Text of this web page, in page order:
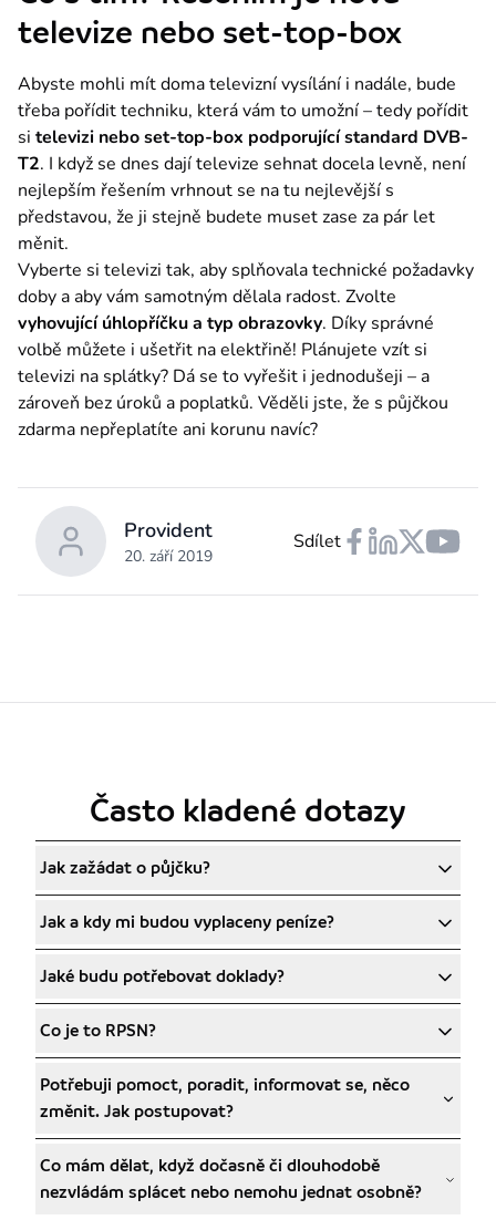
televize nebo set-top-box
Abyste mohli mít doma televizní vysílání i nadále, bude
třeba pořídit techniku, která vám to umožní – tedy pořídit
si televizi nebo set-top-box podporující standard DVB-
T2. I když se dnes dají televize sehnat docela levně, není
nejlepším řešením vrhnout se na tu nejlevější s
představou, že ji stejně budete muset zase za pár let
měnit.
Vyberte si televizi tak, aby splňovala technické požadavky
vyhovující úhlopříčku a typ obrazovky. Díky správné
volbě můžete i ušetřit na elektřině! Plánujete vzít si
televizi na splátky? Dá se to vyřešit i jednodušeji – a
zároveň bez úroků a poplatků. Věděli jste, že s půjčkou
zdarma nepřeplatíte ani korunu navíc?
Provident
20. září 2019
Sdílet
Často kladené dotazy
Jak zažádat o půjčku?
Jak a kdy mi budou vyplaceny peníze?
Jaké budu potřebovat doklady?
Co je to RPSN?
Potřebuji pomoct, poradit, informovat se, něco
změnit. Jak postupovat?
Co mám dělat, když dočasně či dlouhodobě
nezvládám splácet nebo nemohu jednat osobně?